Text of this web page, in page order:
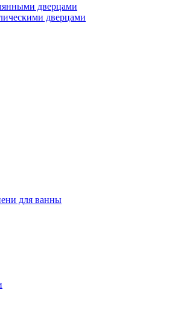
дверцами
дверцами
для ванны